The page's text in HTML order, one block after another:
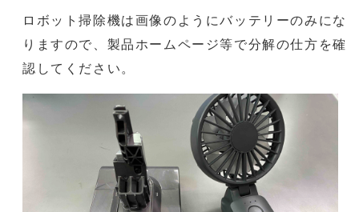
ロボット掃除機は画像のようにバッテリーのみにな
りますので、製品ホームページ等で分解の仕方を確
認してください。